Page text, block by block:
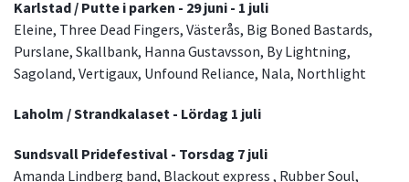
Karlstad / Putte i parken - 29 juni - 1 juli
Eleine, Three Dead Fingers, Västerås, Big Boned Bastards,
Purslane, Skallbank, Hanna Gustavsson, By Lightning,
Sagoland, Vertigaux, Unfound Reliance, Nala, Northlight
Laholm / Strandkalaset - Lördag 1 juli
Sundsvall Pridefestival - Torsdag 7 juli
Amanda Lindberg band, Blackout express , Rubber Soul,